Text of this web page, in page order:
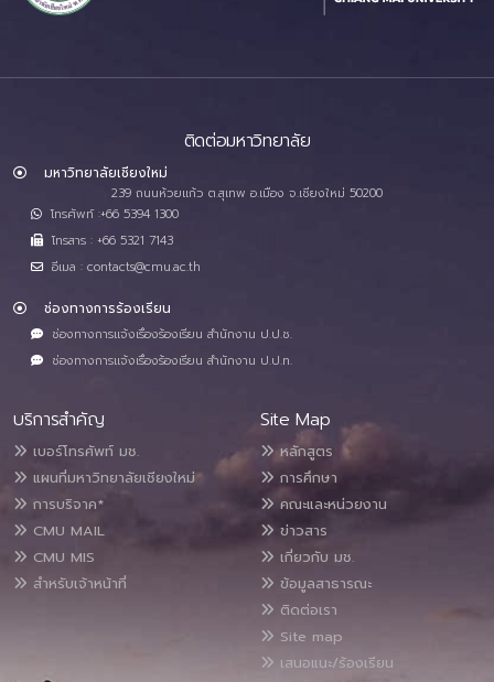
ติดต่อมหาวิทยาลัย
มหาวิทยาลัยเชียงใหม่
239 ถนนห้วยแก้ว ต.สุเทพ อ.เมือง จ.เชียงใหม่ 50200
โทรศัพท์ :+66 5394 1300
โทรสาร : +66 5321 7143
อีเมล : contacts@cmu.ac.th
ช่องทางการร้องเรียน
ช่องทางการแจ้งเรื่องร้องเรียน สำนักงาน ป.ป.ช.
ช่องทางการแจ้งเรื่องร้องเรียน สำนักงาน ป.ป.ท.
บริการสำคัญ
เบอร์โทรศัพท์ มช.
แผนที่มหาวิทยาลัยเชียงใหม่
การบริจาค*
CMU MAIL
CMU MIS
สำหรับเจ้าหน้าที่
Site Map
หลักสูตร
การศึกษา
คณะและหน่วยงาน
ข่าวสาร
เกี่ยวกับ มช.
ข้อมูลสาธารณะ
ติดต่อเรา
Site map
เสนอแนะ/ร้องเรียน